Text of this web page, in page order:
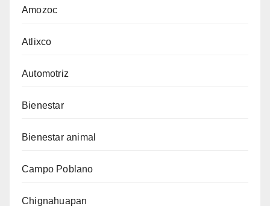
Amozoc
Atlixco
Automotriz
Bienestar
Bienestar animal
Campo Poblano
Chignahuapan